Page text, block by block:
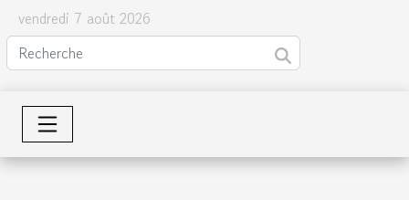
vendredi 7 août 2026